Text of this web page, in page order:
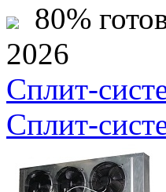
80%
2026
Сплит-
Сплит-